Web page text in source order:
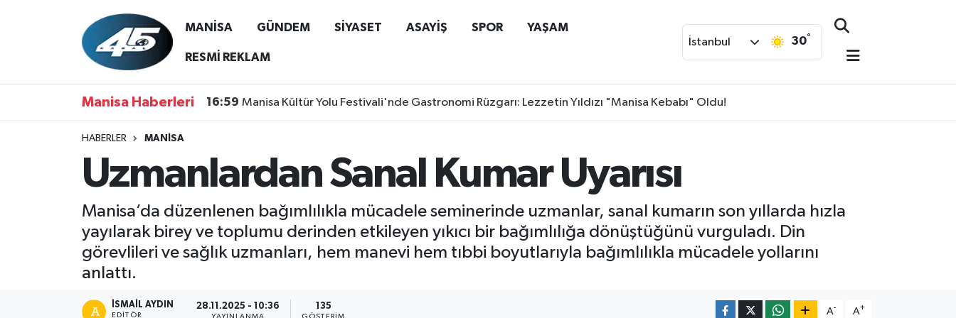
MANİSA GÜNDEM SİYASET ASAYİŞ SPOR YAŞAM
RESMİ REKLAM
İstanbul 30°
Manisa Haberleri 16:59 Manisa Kültür Yolu Festivali'nde Gastronomi Rüzgarı: Lezzetin Yıldızı "Manisa Kebabı" Oldu!
HABERLER MANİSA
Uzmanlardan Sanal Kumar Uyarısı
Manisa’da düzenlenen bağımlılıkla mücadele seminerinde uzmanlar, sanal kumarın son yıllarda hızla
yayılarak birey ve toplumu derinden etkileyen yıkıcı bir bağımlılığa dönüştüğünü vurguladı. Din
görevlileri ve sağlık uzmanları, hem manevi hem tıbbi boyutlarıyla bağımlılıkla mücadele yollarını
anlattı.
İSMAIL AYDIN
EDITÖR
28.11.2025 - 10:36 135 A- A+
MANİSA
RESMİ REKLAM
Hava Durumu
Haber Arşivi